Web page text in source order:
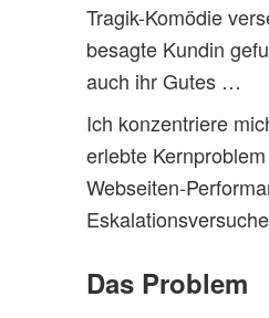
Tragik-Komödie
besagte Kundin
auch ihr Gutes …
Ich konzentriere
erlebte
Webseiten-
Das Problem